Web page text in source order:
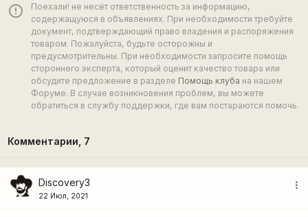
error_outline
Поехали! не несёт ответственность за информацию,
содержащуюся в объявлениях. При необходимости требуйте
документ, подтверждающий право владения и распоряжения
товаром. Пожалуйста, будьте осторожны и
предусмотрительны. При необходимости запросите помощь
стороннего эксперта, который оценит качество товара или
обсудите предложение в разделе Помощь клуба на нашем
Форуме. В случае возникновения проблем, вы можете
обратиться в службу поддержки, где вам постараются помочь.
Комментарии, 7
Discovery3
22 Июл, 2021
more_vert